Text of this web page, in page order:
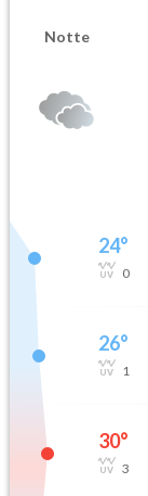
Notte
24°
0
26°
1
30°
3